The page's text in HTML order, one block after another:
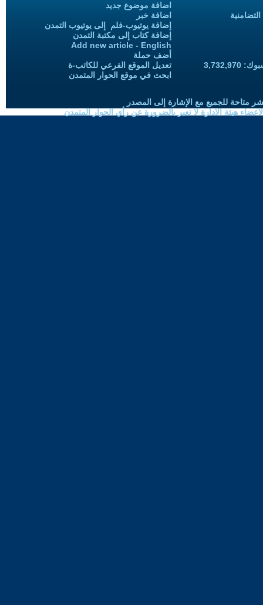
اضافة موضوع جديد
اضافة خبر
إضافة يوتيوب-فلم إلى يوتيوب التمدن
إضافة كتاب إلى مكتبة التمدن
Add new article - English
أضف حملة
تعديل الموقع الفرعي للكاتب-ة
ابحث في موقع الحوار المتمدن
متاحة للجميع مع الإشارة إلى المصدر
هيئة الادارة لا تعبر بالضرورة عن رأي الحوار المتمدن